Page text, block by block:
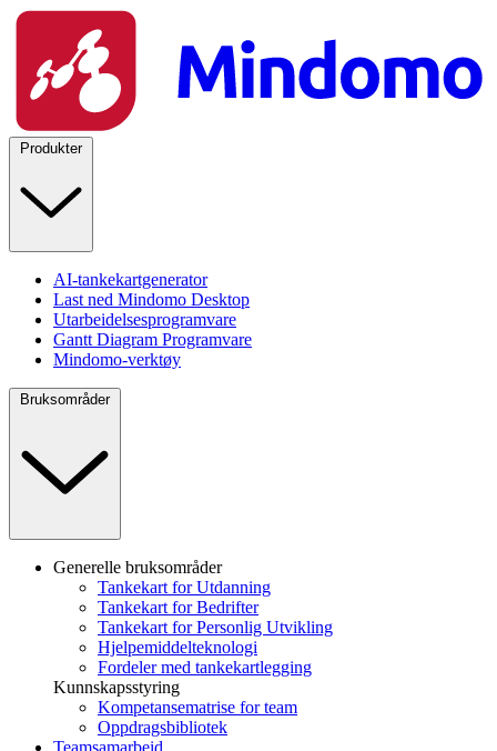
Produkter
AI-tankekartgenerator
Last ned Mindomo Desktop
Utarbeidelsesprogramvare
Gantt Diagram Programvare
Mindomo-verktøy
Bruksområder
Generelle bruksområder
Tankekart for Utdanning
Tankekart for Bedrifter
Tankekart for Personlig Utvikling
Hjelpemiddelteknologi
Fordeler med tankekartlegging
Kunnskapsstyring
Kompetansematrise for team
Oppdragsbibliotek